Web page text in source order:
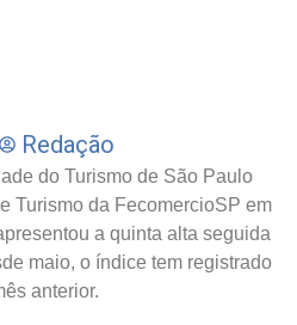
Redação
do Turismo de São Paulo
Turismo da FecomercioSP em
a quinta alta seguida
maio, o índice tem registrado
anterior.